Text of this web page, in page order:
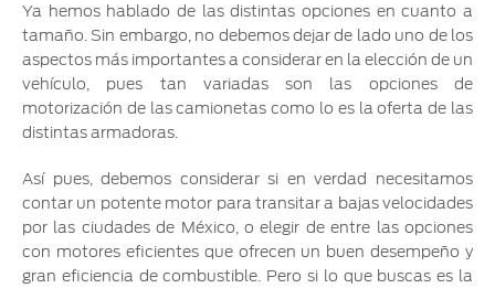
Ya hemos hablado de las distintas opciones en cuanto a
tamaño. Sin embargo, no debemos dejar de lado uno de los
aspectos más importantes a considerar en la elección de un
vehículo, pues tan variadas son las opciones de
motorización de las camionetas como lo es la oferta de las
distintas armadoras.
Así pues, debemos considerar si en verdad necesitamos
contar un potente motor para transitar a bajas velocidades
por las ciudades de México, o elegir de entre las opciones
con motores eficientes que ofrecen un buen desempeño y
gran eficiencia de combustible. Pero si lo que buscas es la